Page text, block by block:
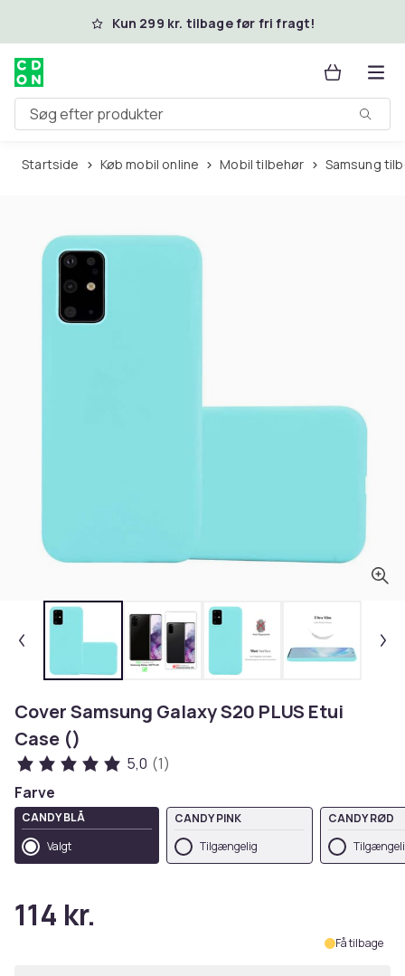
Spring til hovedindhold
Kun 299 kr. tilbage før fri fragt!
Søg efter produkter
Startside Køb mobil online Mobil tilbehør Samsung
Cover Samsung Galaxy S20 PLUS Etui
Case ()
5,0 (1)
Farve
CANDY BLÅ
Valgt
CANDY PINK
Tilgængelig
CANDY RØD
114 kr.
Få tilbage